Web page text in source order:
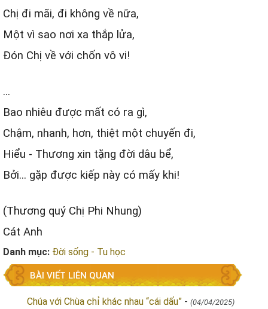
Chị đi mãi, đi không về nữa,
Một vì sao nơi xa thắp lửa,
Đón Chị về với chốn vô vi!
...
Bao nhiêu được mất có ra gì,
Chậm, nhanh, hơn, thiệt một chuyến đi,
Hiểu - Thương xin tặng đời dâu bể,
Bởi... gặp được kiếp này có mấy khi!
(Thương quý Chị Phi Nhung)
Cát Anh
Danh mục: Đời sống - Tu học
BÀI VIẾT LIÊN QUAN
Chúa với Chùa chỉ khác nhau “cái dấu” - (04/04/2025)